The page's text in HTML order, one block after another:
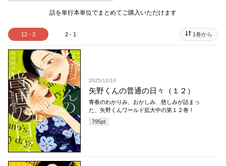
話を単行本単位でまとめてご購入いただけます
12 - 3 2 - 1 1巻から
2025/12/10
矢野くんの普通の日々（１２）
青春のわかりみ、おかしみ、慈しみが詰まっ
た、矢野くんワールド拡大中の第１２巻！
795pt